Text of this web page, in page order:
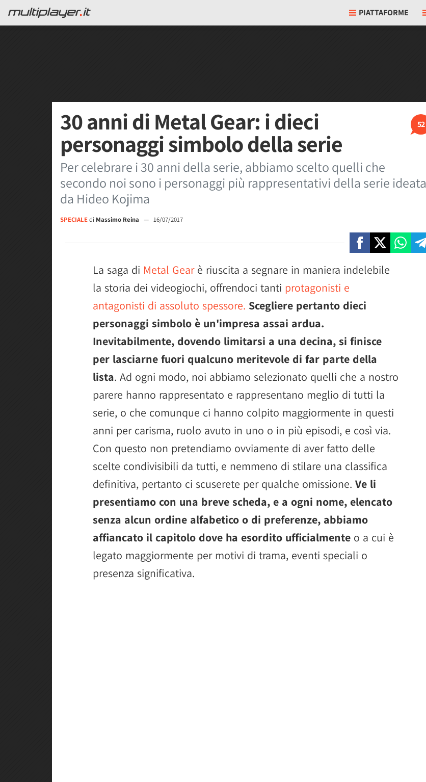
PIATTAFORME
52
30 anni di Metal Gear: i dieci
personaggi simbolo della serie
Per celebrare i 30 anni della serie, abbiamo scelto quelli che
secondo noi sono i personaggi più rappresentativi della serie ideata
da Hideo Kojima
SPECIALEdi Massimo Reina — 16/07/2017
La saga di Metal Gearè riuscita a segnare in maniera indelebile
la storia dei videogiochi, offrendoci tanti protagonisti e
antagonisti di assoluto spessore. Scegliere pertanto dieci
personaggi simbolo è un'impresa assai ardua.
Inevitabilmente, dovendo limitarsi a una decina, si finisce
per lasciarne fuori qualcuno meritevole di far parte della
lista. Ad ogni modo, noi abbiamo selezionato quelli che a nostro
parere hanno rappresentato e rappresentano meglio di tutti la
serie, o che comunque ci hanno colpito maggiormente in questi
anni per carisma, ruolo avuto in uno o in più episodi, e così via.
Con questo non pretendiamo ovviamente di aver fatto delle
scelte condivisibili da tutti, e nemmeno di stilare una classifica
definitiva, pertanto ci scuserete per qualche omissione. Ve li
presentiamo con una breve scheda, e a ogni nome, elencato
senza alcun ordine alfabetico o di preferenze, abbiamo
affiancato il capitolo dove ha esordito ufficialmente o a cui è
legato maggiormente per motivi di trama, eventi speciali o
presenza significativa.